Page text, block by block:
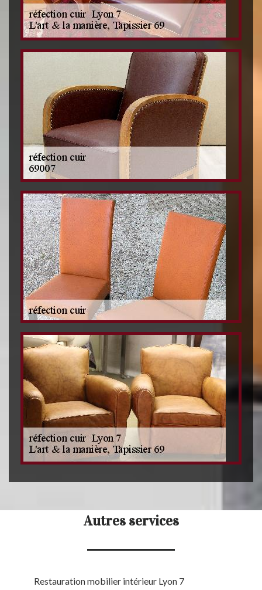
Autres services
Restauration mobilier intérieur Lyon 7